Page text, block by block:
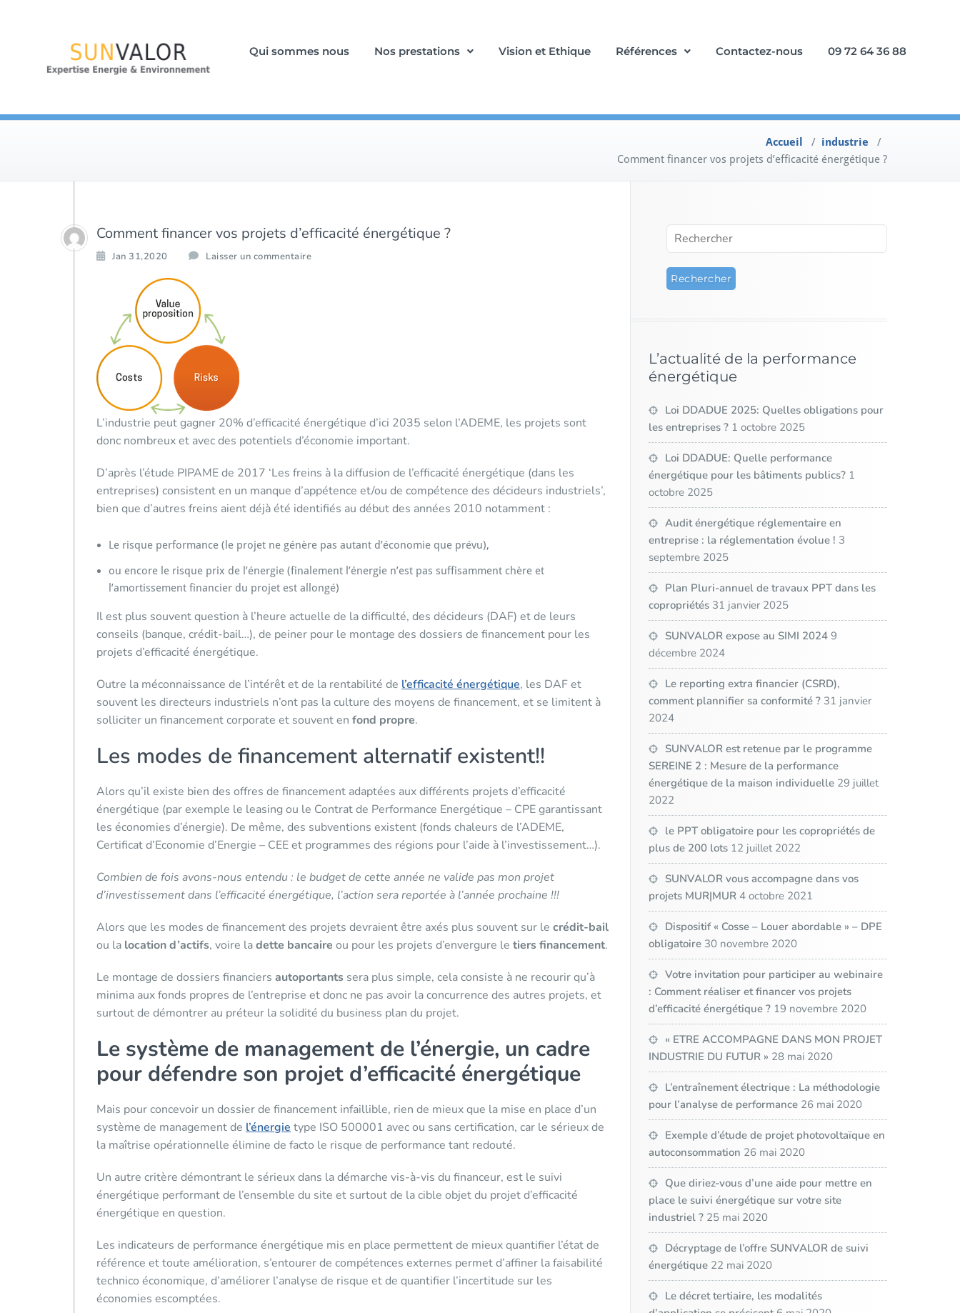
Qui sommes nous Nos prestations Vision et Ethique Références Contactez-nous 09 72 64 36 88
Accueil / industrie /
Comment financer vos projets d’efficacité énergétique ?
Comment financer vos projets d’efficacité énergétique ?
Jan 31,2020 Laisser un commentaire
L’industrie peut gagner 20% d’efficacité énergétique d’ici 2035 selon l’ADEME, les projets sont
donc nombreux et avec des potentiels d’économie important.
D’après l’étude PIPAME de 2017 ‘Les freins à la diffusion de l’efficacité énergétique (dans les
entreprises) consistent en un manque d’appétence et/ou de compétence des décideurs industriels’,
bien que d’autres freins aient déjà été identifiés au début des années 2010 notamment :
Le risque performance (le projet ne génère pas autant d’économie que prévu),
ou encore le risque prix de l’énergie (finalement l’énergie n’est pas suffisamment chère et
l’amortissement financier du projet est allongé)
Il est plus souvent question à l’heure actuelle de la difficulté, des décideurs (DAF) et de leurs
conseils (banque, crédit-bail…), de peiner pour le montage des dossiers de financement pour les
projets d’efficacité énergétique.
Outre la méconnaissance de l’intérêt et de la rentabilité de l’efficacité énergétique, les DAF et
souvent les directeurs industriels n’ont pas la culture des moyens de financement, et se limitent à
solliciter un financement corporate et souvent en fond propre.
Les modes de financement alternatif existent!!
Alors qu’il existe bien des offres de financement adaptées aux différents projets d’efficacité
énergétique (par exemple le leasing ou le Contrat de Performance Energétique – CPE garantissant
les économies d’énergie). De même, des subventions existent (fonds chaleurs de l’ADEME,
Certificat d’Economie d’Energie – CEE et programmes des régions pour l’aide à l’investissement…).
Combien de fois avons-nous entendu : le budget de cette année ne valide pas mon projet
d’investissement dans l’efficacité énergétique, l’action sera reportée à l’année prochaine !!!
Alors que les modes de financement des projets devraient être axés plus souvent sur le crédit-bail
ou la location d’actifs, voire ladette bancaire ou pour les projets d’envergure le tiers financement.
Le montage de dossiers financiers autoportants sera plus simple, cela consiste à ne recourir qu’à
minima aux fonds propres de l’entreprise et donc ne pas avoir la concurrence des autres projets, et
surtout de démontrer au préteur la solidité du business plan du projet.
Le système de management de l’énergie, un cadre
pour défendre son projet d’efficacité énergétique
Mais pour concevoir un dossier de financement infaillible, rien de mieux que la mise en place d’un
système de management de l’énergie type ISO 500001 avec ou sans certification, car le sérieux de
la maîtrise opérationnelle élimine de facto le risque de performance tant redouté.
Un autre critère démontrant le sérieux dans la démarche vis-à-vis du financeur, est le suivi
énergétique performant de l’ensemble du site et surtout de la cible objet du projet d’efficacité
énergétique en question.
Les indicateurs de performance énergétique mis en place permettent de mieux quantifier l’état de
référence et toute amélioration, s’entourer de compétences externes permet d’affiner la faisabilité
technico économique, d’améliorer l’analyse de risque et de quantifier l’incertitude sur les
économies escomptées.
L’actualité de la performance
énergétique
Loi DDADUE 2025: Quelles obligations pour
les entreprises ? 1 octobre 2025
Loi DDADUE: Quelle performance
énergétique pour les bâtiments publics? 1
octobre 2025
Audit énergétique réglementaire en
entreprise : la réglementation évolue ! 3
septembre 2025
Plan Pluri-annuel de travaux PPT dans les
copropriétés 31 janvier 2025
SUNVALOR expose au SIMI 2024 9
décembre 2024
Le reporting extra financier (CSRD),
comment plannifier sa conformité ? 31 janvier
2024
SUNVALOR est retenue par le programme
SEREINE 2 : Mesure de la performance
énergétique de la maison individuelle 29 juillet
2022
le PPT obligatoire pour les copropriétés de
plus de 200 lots 12 juillet 2022
SUNVALOR vous accompagne dans vos
projets MUR|MUR 4 octobre 2021
Dispositif « Cosse – Louer abordable » – DPE
obligatoire 30 novembre 2020
Votre invitation pour participer au webinaire
: Comment réaliser et financer vos projets
d’efficacité énergétique ? 19 novembre 2020
« ETRE ACCOMPAGNE DANS MON PROJET
INDUSTRIE DU FUTUR » 28 mai 2020
L’entraînement électrique : La méthodologie
pour l’analyse de performance 26 mai 2020
Exemple d’étude de projet photovoltaïque en
autoconsommation 26 mai 2020
Que diriez-vous d’une aide pour mettre en
place le suivi énergétique sur votre site
industriel ? 25 mai 2020
Décryptage de l’offre SUNVALOR de suivi
énergétique 22 mai 2020
Le décret tertiaire, les modalités